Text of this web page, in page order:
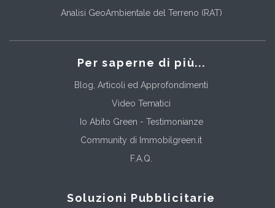
Analisi GeoAmbientale del Terreno (RAT)
Per saperne di più...
Blog, Articoli ed Approfondimenti
Video Tematici
Io Abito Green - Testimonianze
Community di Immobilgreen.it
F.A.Q.
Soluzioni Pubblicitarie